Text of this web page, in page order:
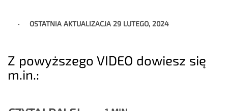
OSTATNIA AKTUALIZACJA 29 LUTEGO, 2024
Z powyższego VIDEO dowiesz się
m.in.: